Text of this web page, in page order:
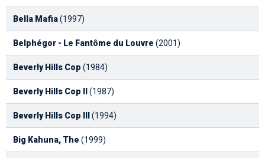
Bella Mafia(1997)
Belphégor - Le Fantôme du Louvre (2001)
Beverly Hills Cop (1984)
Beverly Hills Cop II (1987)
Beverly Hills Cop III (1994)
Big Kahuna, The (1999)